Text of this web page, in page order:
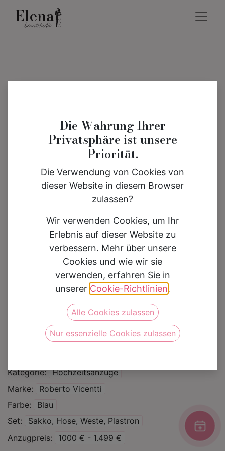
Hochzeitsanzug
2923321
Auf die Wunschliste
Kategorie
Hochzeitsanzüge
Marke
Roberto Vicentti
Farbe
Blau
Set
Sakko, Hose, Weste, Plastron
Anzugpreis
1000 € - 1.499 €
Die Wahrung Ihrer
Privatsphäre ist unsere
Priorität.
Die Verwendung von Cookies von
dieser Website in diesem Browser
zulassen?
Wir verwenden Cookies, um Ihr
Erlebnis auf dieser Website zu
verbessern. Mehr über unsere
Cookies und wie wir sie
verwenden, erfahren Sie in
unserer Cookie-Richtlinien.
Alle Cookies zulassen
Nur essenzielle Cookies zulassen